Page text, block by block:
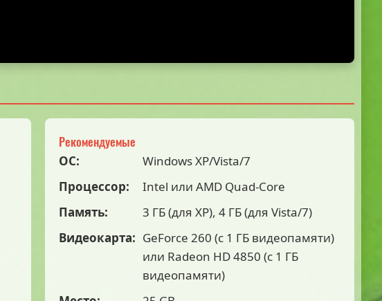
Рекомендуемые
ОС:
Windows XP/Vista/7
Процессор:
Intel или AMD Quad-Core
Память:
3 ГБ (для XP), 4 ГБ (для Vista/7)
Видеокарта: GeForce 260 (с 1 ГБ видеопамяти)
или Radeon HD 4850 (с 1 ГБ
видеопамяти)